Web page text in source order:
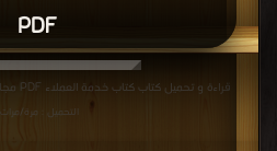
PDF
قراءة و تحميل كتاب كتاب خدمة العملاء PDF مجانا | مكتبة >
التحميل : مرة/مرات